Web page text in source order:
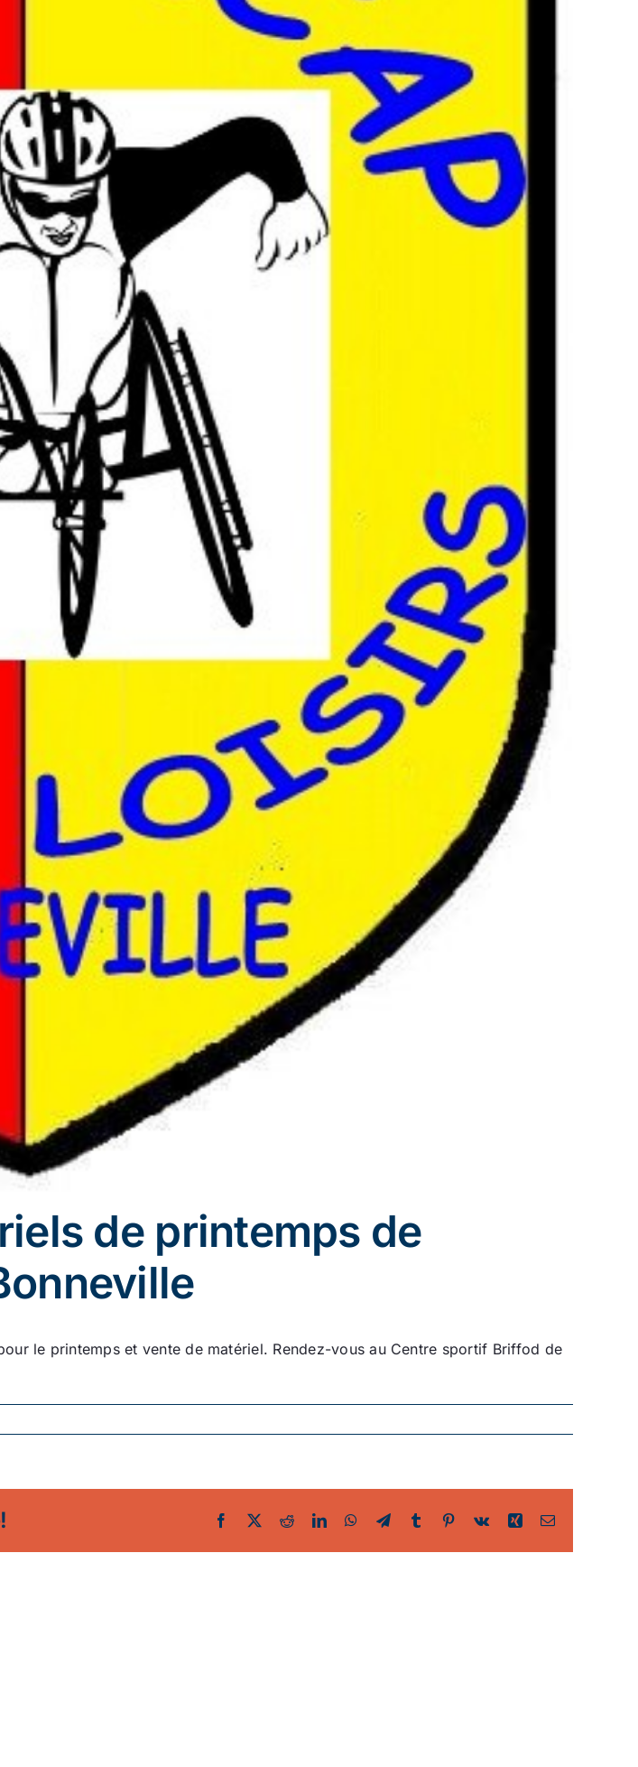
de printemps de
le printemps et vente de matériel. Rendez-vous au Centre sportif Briffod de
Facebook
TwitterRedditLinkedInWhatsApp
TelegramTumblr Pinterest
Vk Xing Email